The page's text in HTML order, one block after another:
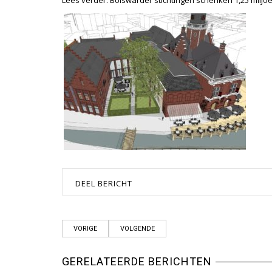
DEEL BERICHT
VORIGE VOLGENDE
GERELATEERDE BERICHTEN